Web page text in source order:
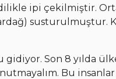
ipi çekilmiştir.
susturulmuştur.
gidiyor. Son 8 yılda
Bu